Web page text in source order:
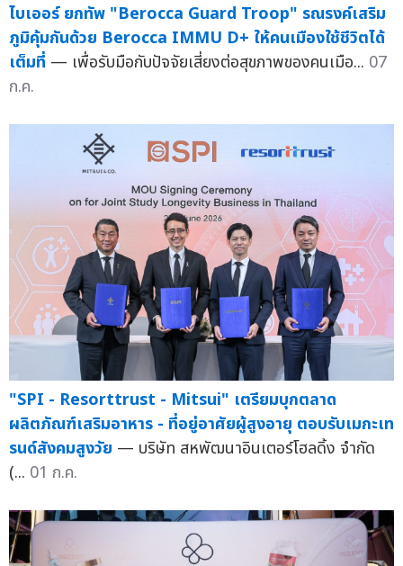
ไบเออร์ ยกทัพ "Berocca Guard Troop" รณรงค์เสริม
ภูมิคุ้มกันด้วย Berocca IMMU D+ ให้คนเมืองใช้ชีวิตได้
เต็มที่ — เพื่อรับมือกับปัจจัยเสี่ยงต่อสุขภาพของคนเมือ... 07
ก.ค.
"SPI - Resorttrust - Mitsui" เตรียมบุกตลาด
ผลิตภัณฑ์เสริมอาหาร - ที่อยู่อาศัยผู้สูงอายุ ตอบรับเมกะเท
รนด์สังคมสูงวัย — บริษัท สหพัฒนาอินเตอร์โฮลดิ้ง จำกัด
(... 01 ก.ค.